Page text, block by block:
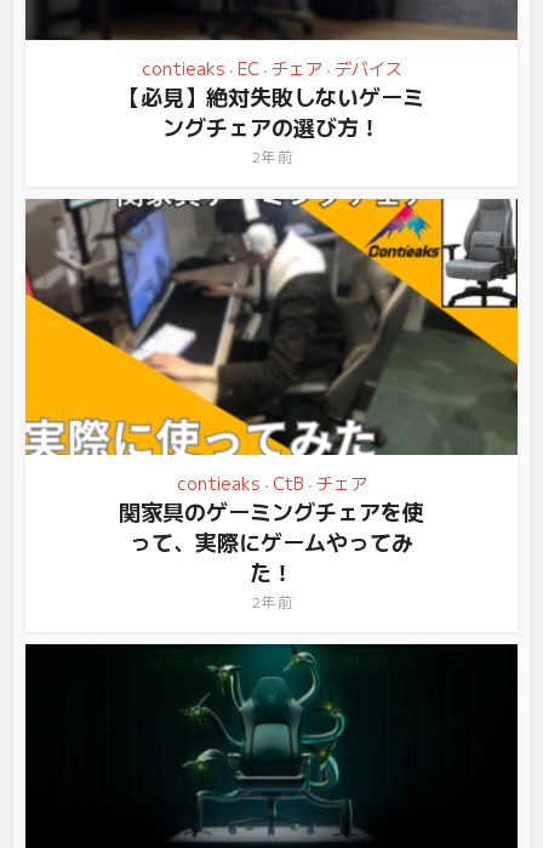
contieaks • EC • チェア • デバイス
【必見】絶対失敗しないゲーミ
ングチェアの選び方！
2年 前
contieaks • CtB • チェア
関家具のゲーミングチェアを使
って、実際にゲームやってみ
た！
2年 前